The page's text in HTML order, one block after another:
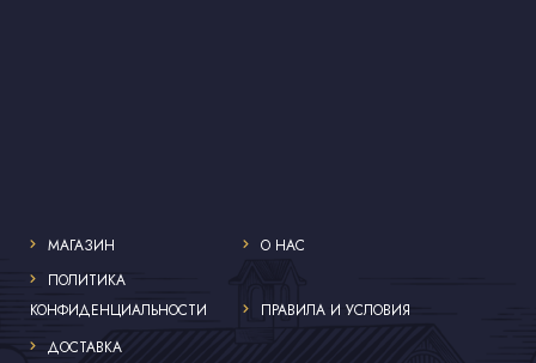
МАГАЗИН
О НАС
ПОЛИТИКА
КОНФИДЕНЦИАЛЬНОСТИ
ПРАВИЛА И УСЛОВИЯ
ДОСТАВКА